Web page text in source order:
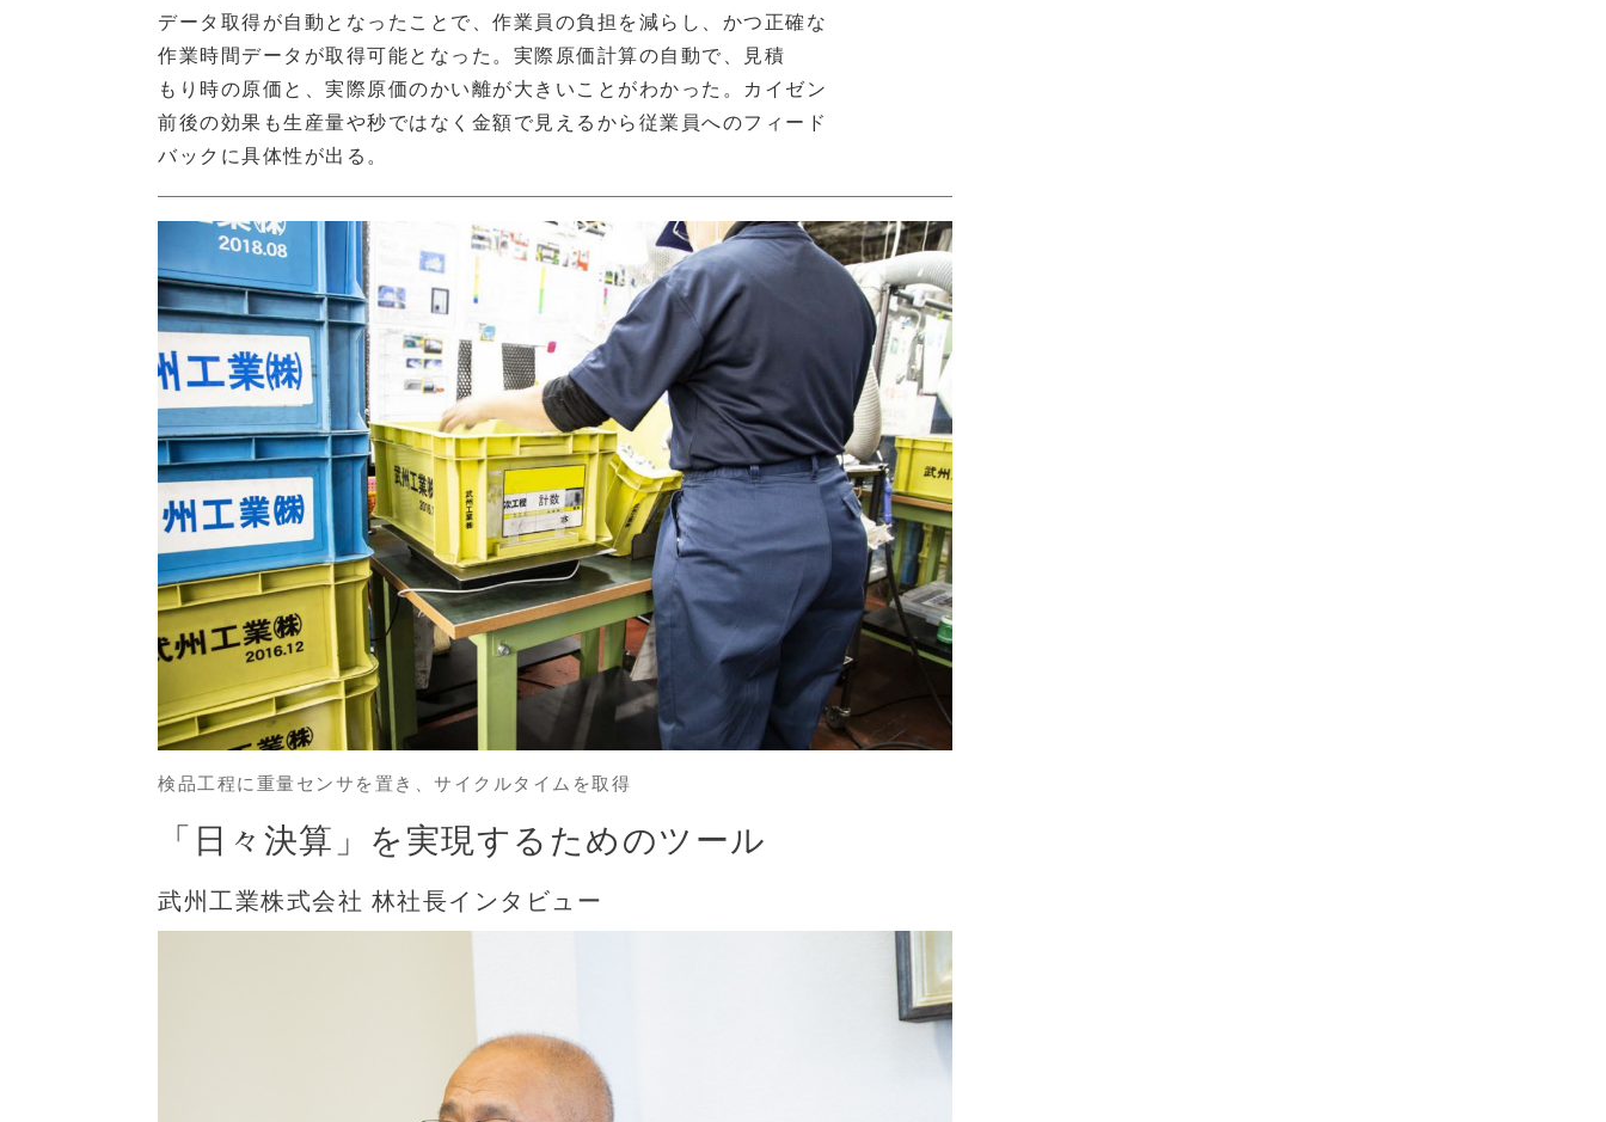
データ取得が自動となったことで、作業員の負担を減らし、かつ正確な
作業時間データが取得可能となった。実際原価計算の自動で、見積
もり時の原価と、実際原価のかい離が大きいことがわかった。カイゼン
前後の効果も生産量や秒ではなく金額で見えるから従業員へのフィード
バックに具体性が出る。
検品工程に重量センサを置き、サイクルタイムを取得
「日々決算」を実現するためのツール
武州工業株式会社 林社長インタビュー